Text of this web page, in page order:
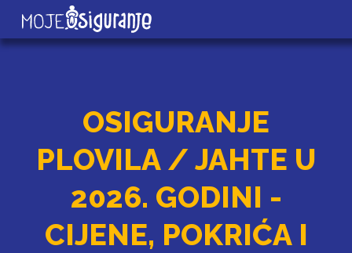
OSIGURANJE
PLOVILA / JAHTE U
2026. GODINI -
CIJENE, POKRIĆA I